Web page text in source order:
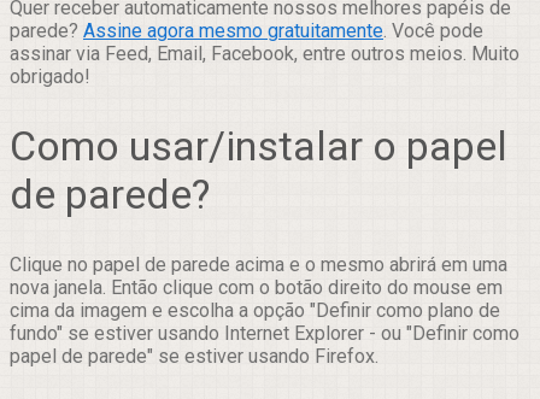
Quer receber automaticamente nossos melhores papéis de
parede? Assine agora mesmo gratuitamente. Você pode
assinar via Feed, Email, Facebook, entre outros meios. Muito
obrigado!
Como usar/instalar o papel
de parede?
Clique no papel de parede acima e o mesmo abrirá em uma
nova janela. Então clique com o botão direito do mouse em
cima da imagem e escolha a opção "Definir como plano de
fundo" se estiver usando Internet Explorer - ou "Definir como
papel de parede" se estiver usando Firefox.